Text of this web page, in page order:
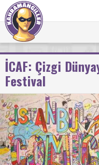
İCAF: Çizgi
Festival